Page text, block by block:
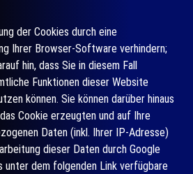
der Cookies durch eine
Ihrer Browser-Software verhindern;
hin, dass Sie in diesem Fall
Funktionen dieser Website
können. Sie können darüber hinaus
Cookie erzeugten und auf Ihre
Daten (inkl. Ihrer IP-Adresse)
dieser Daten durch Google
unter dem folgenden Link verfügbare